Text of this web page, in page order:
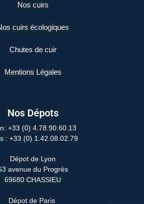
Nos cuirs
cuirs écologiques
Chutes de cuir
Mentions Légales
Nos Dépots
+33 (0) 4.78.90.60.13
: +33 (0) 1.42.08.02.79
Dépot de Lyon
avenue du Progrès
69680 CHASSIEU
Dépot de Paris